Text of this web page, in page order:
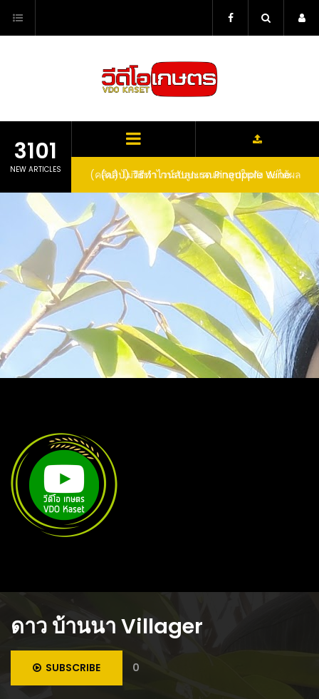
content
3101
NEW ARTICLES
ปในถัง จะได้ผล
expect that
would yield
fruit
(คลิป) วิธีทำไวน์สับปะรด Pineapple Wine
ดาว บ้านนา Villager
SUBSCRIBE 0